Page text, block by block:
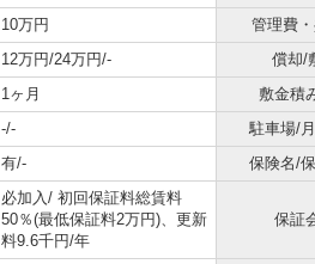
10万円 管理費
12万円/24万円/- 償却/
1ヶ月 敷金積
-/- 駐車場/
有/- 保険名/
必加入/ 初回保証料総賃料
50％(最低保証料2万円)、更新
料9.6千円/年
保証